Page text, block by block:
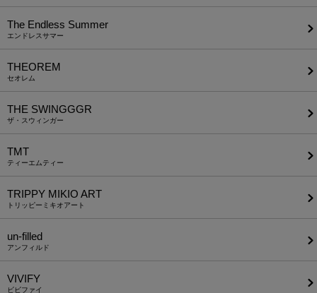
The Endless Summer
エンドレスサマー
THEOREM
セオレム
THE SWINGGGR
ザ・スウィンガー
TMT
ティーエムティー
TRIPPY MIKIO ART
トリッピーミキオアート
un-filled
アンフィルド
VIVIFY
ビビファイ